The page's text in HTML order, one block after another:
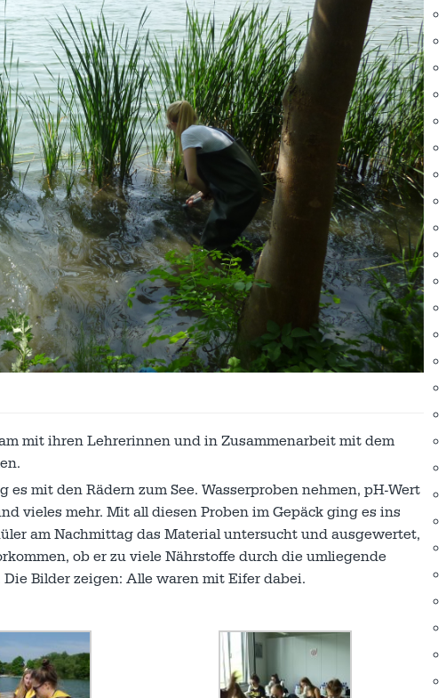
mit ihren Lehrerinnen und in Zusammenarbeit mit dem
mit den Rädern zum See. Wasserproben nehmen, pH-Wert
vieles mehr. Mit all diesen Proben im Gepäck ging es ins
am Nachmittag das Material untersucht und ausgewertet,
ob er zu viele Nährstoffe durch die umliegende
Bilder zeigen: Alle waren mit Eifer dabei.